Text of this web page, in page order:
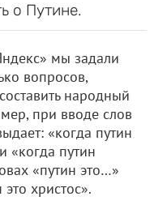
о Путине.
мы задали
вопросов,
народный
при вводе слов
«когда путин
«когда путин
«путин это…»
христос».